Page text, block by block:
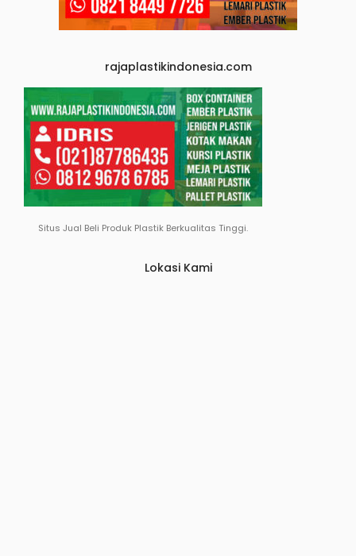
rajaplastikindonesia.com
Situs Jual Beli Produk Plastik Berkualitas Tinggi.
Lokasi Kami